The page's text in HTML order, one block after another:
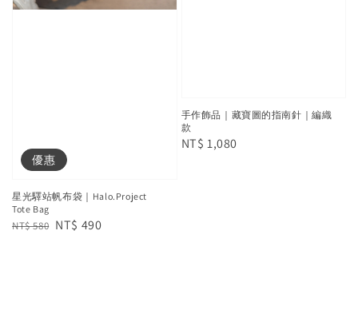
優惠
星光驛站帆布袋｜Halo.Project
Tote Bag
Regular
NT$ 580 Sale
NT$ 490
手作飾品｜藏寶圖的指南針｜編織
款
Regular
NT$ 1,080